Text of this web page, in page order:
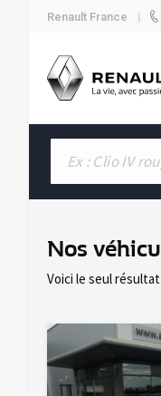
Renault France
Nos
Voici le seul résultat